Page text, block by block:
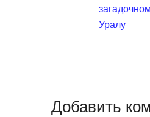
Уралу
Добавить